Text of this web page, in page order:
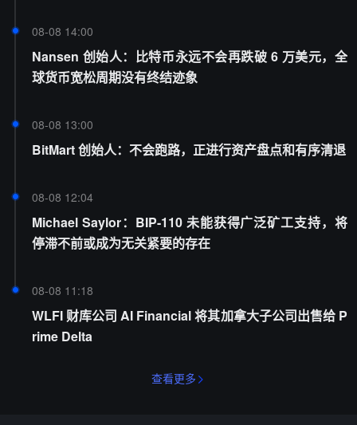
08-08 14:00
Nansen 创始人：比特币永远不会再跌破 6 万美元，全
球货币宽松周期没有终结迹象
08-08 13:00
BitMart 创始人：不会跑路，正进行资产盘点和有序清退
08-08 12:04
Michael Saylor：BIP-110 未能获得广泛矿工支持，将
停滞不前或成为无关紧要的存在
08-08 11:18
WLFI 财库公司 AI Financial 将其加拿大子公司出售给 P
rime Delta
查看更多